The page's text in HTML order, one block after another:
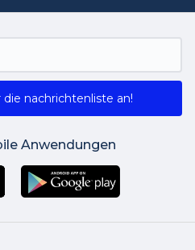
die nachrichtenliste an!
Anwendungen